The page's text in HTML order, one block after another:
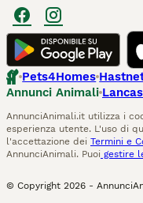
Pets4Homes
Annunci Animali
AnnunciAnimali.it utilizza i
esperienza utente. L'uso di
l'accettazione dei Termini e
AnnunciAnimali. Puoi gestire
© Copyright 2026 -